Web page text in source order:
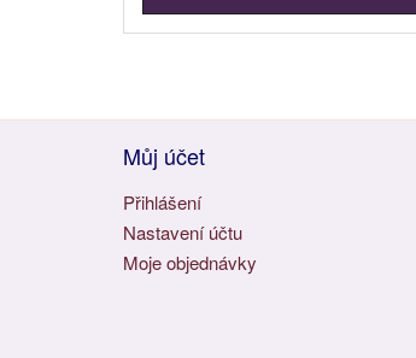
Můj účet
Přihlášení
Nastavení účtu
Moje objednávky